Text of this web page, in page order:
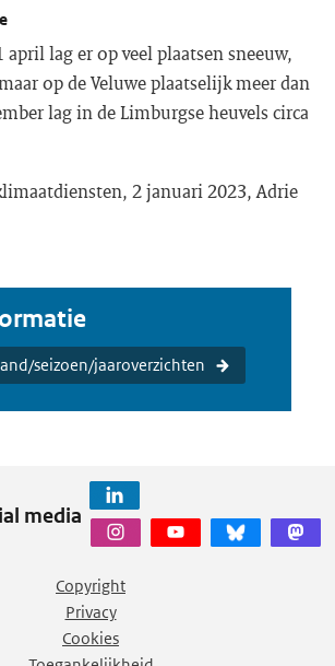
april lag er op veel plaatsen sneeuw,
op de Veluwe plaatselijk meer dan
lag in de Limburgse heuvels circa
2 januari 2023, Adrie
seizoen/jaaroverzichten
media
Copyright
Privacy
Cookies